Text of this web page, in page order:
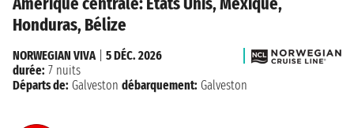
Honduras, Bélize
NORWEGIAN VIVA| 5 DÉC. 2026
durée: 7 nuits
Départs de: Galveston débarquement: Galveston